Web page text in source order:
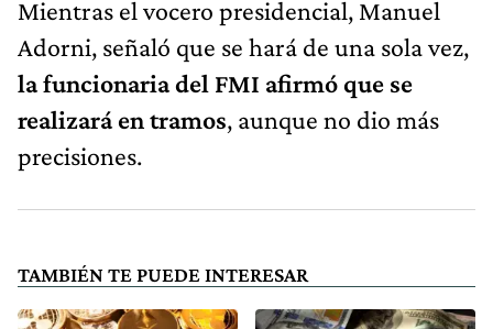
Mientras el vocero presidencial, Manuel
Adorni, señaló que se hará de una sola vez,
la funcionaria del FMI afirmó que se
realizará en tramos, aunque no dio más
precisiones.
TAMBIÉN TE PUEDE INTERESAR